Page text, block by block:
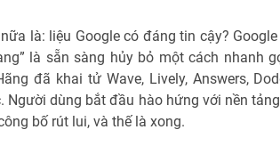
là: liệu Google có đáng tin cậy?
là sẵn sàng hủy bỏ một cách nhanh
đã khai tử Wave, Lively, Answers,
Người dùng bắt đầu hào hứng với nền
bố rút lui, và thế là xong.